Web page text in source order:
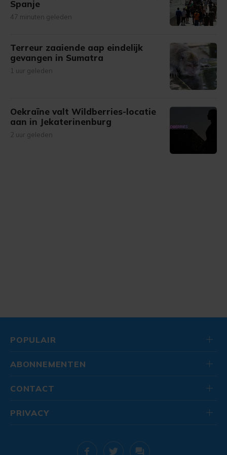
Spanje
47 minuten geleden
Terreur zaaiende aap eindelijk
gevangen in Sumatra
1 uur geleden
Oekraïne valt Wildberries-locatie
aan in Jekaterinenburg
2 uur geleden
POPULAIR
ABONNEMENTEN
CONTACT
PRIVACY